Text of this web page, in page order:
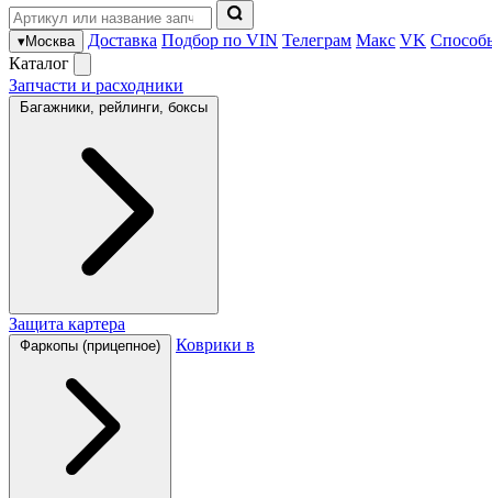
▾Москва Доставка Подбор по VIN Телеграм Макс VK
Каталог
Запчасти и расходники
Багажники, рейлинги, боксы
Защита картера
Фаркопы (прицепное) Коврики в